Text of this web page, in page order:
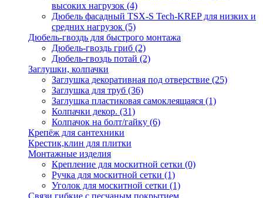
высоких нагрузок (4)
Дюбель фасадный TSX-S Tech-KREP для низких и
средних нагрузок (5)
Дюбель-гвоздь для быстрого монтажа
Дюбель-гвоздь гриб (2)
Дюбель-гвоздь потай (2)
Заглушки, колпачки
Заглушка декоративная под отверствие (25)
Заглушка для труб (36)
Заглушка пластиковая самоклеящаяся (1)
Колпачки декор. (31)
Колпачок на болт/гайку (6)
Крепёж для сантехники
Крестик,клин для плитки
Монтажные изделия
Крепление для москитной сетки (0)
Ручка для москитной сетки (1)
Уголок для москитной сетки (1)
Связи гибкие с песчаным покрытием